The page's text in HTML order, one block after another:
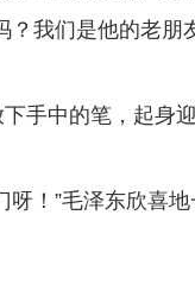
？我们是他的老朋
手中的笔，起身
！”毛泽东欣喜地